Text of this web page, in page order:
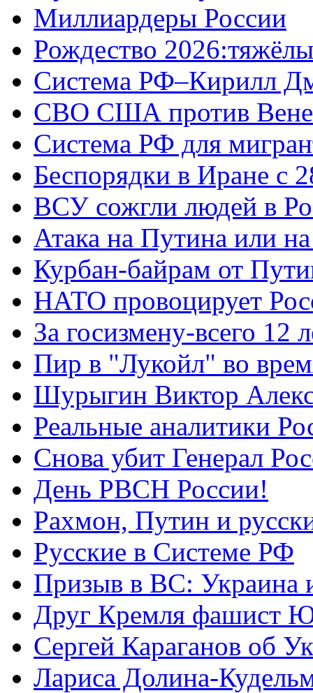
Миллиардеры России
Рождество
Система РФ–Кирилл
СВО США против
Система РФ для
Беспорядки в Иране с
ВСУ сожгли людей в
Атака на Путина или
Курбан-байрам от
НАТО провоцирует
За госизмену-всего 12
Пир в "Лукойл" во
Шурыгин Виктор
Реальные аналитики
Снова убит Генерал
День РВСН России!
Рахмон, Путин и
Русские в Системе РФ
Призыв в ВС: Украина
Друг Кремля фашист
Сергей Караганов об
Лариса Долина-